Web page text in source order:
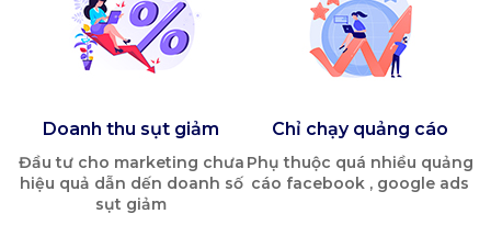
Doanh thu sụt giảm
Đầu tư cho marketing chưa
hiệu quả dẫn dến doanh số
sụt giảm
Chỉ chạy quảng cáo
Phụ thuộc quá nhiều quảng
cáo facebook , google ads